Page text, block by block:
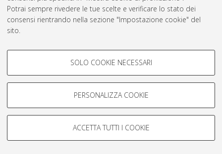
Potrai sempre rivedere le tue scelte e verificare lo stato dei
consensi rientrando nella sezione "Impostazione cookie" del
sito.
COOKIE DI PROFILAZIONE -
Si tratta di cookie utilizzati per analizzare le caratteristiche della
navigazione degli utenti, creare profili in base al loro comportamento
Mostra cookie di profilazione
COOKIE TECNICI - NECESSARI
SOLO COOKIE NECESSARI
PERSONALIZZA COOKIE
ACCETTA TUTTI I COOKIE
Servizio implementato e gestito da AlmaDL
Impostazioni Cookie
© ALMA MATER STUDIORUM - Università di Bologna, 2007-2026.